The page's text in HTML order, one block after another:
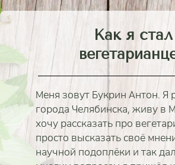
Как я стал
Меня зовут Букрин Антон. Я
города Челябинска, живу в
хочу рассказать про
просто высказать своё
научной подоплёки и так